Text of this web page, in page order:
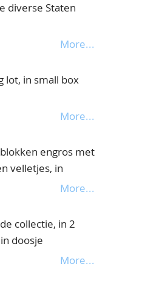
diverse Staten
More...
lot, in small box
More...
engros met
velletjes, in
More...
collectie, in 2
doosje
More...